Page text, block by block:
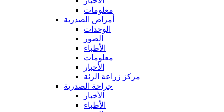
معلومات
أمراض الصدرية
الوحدات
الصور
الأطباء
معلومات
الأخبار
مركز زراعة الرئة
جراحة الصدرية
الأخبار
الأطباء